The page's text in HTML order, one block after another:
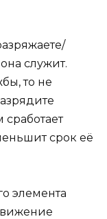
служит.
то не
сработает
срок её
элемента